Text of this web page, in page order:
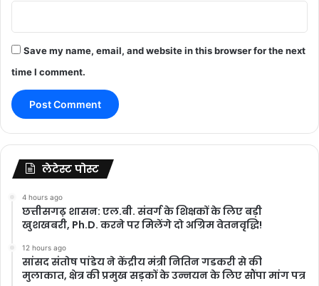
Save my name, email, and website in this browser for the next
time I comment.
लेटेस्ट पोस्ट
4 hours ago
छत्तीसगढ़ शासन: एल.बी. संवर्ग के शिक्षकों के लिए बड़ी
खुशखबरी, Ph.D. करने पर मिलेंगे दो अग्रिम वेतनवृद्धि!
12 hours ago
सांसद संतोष पांडेय ने केंद्रीय मंत्री नितिन गडकरी से की
मुलाकात, क्षेत्र की प्रमुख सड़कों के उन्नयन के लिए सौंपा मांग पत्र